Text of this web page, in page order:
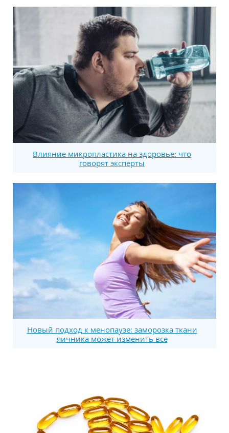
Влияние микропластика на здоровье: что
говорят эксперты
Новый подход к менопаузе: заморозка ткани
яичника может изменить все